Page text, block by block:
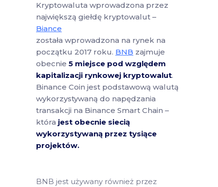
Kryptowaluta wprowadzona przez
największą giełdę kryptowalut –
Biance
została wprowadzona na rynek na
początku 2017 roku. BNB zajmuje
obecnie 5 miejsce pod względem
kapitalizacji rynkowej kryptowalut.
Binance Coin jest podstawową walutą
wykorzystywaną do napędzania
transakcji na Binance Smart Chain –
która jest obecnie siecią
wykorzystywaną przez tysiące
projektów.
BNB jest używany również przez